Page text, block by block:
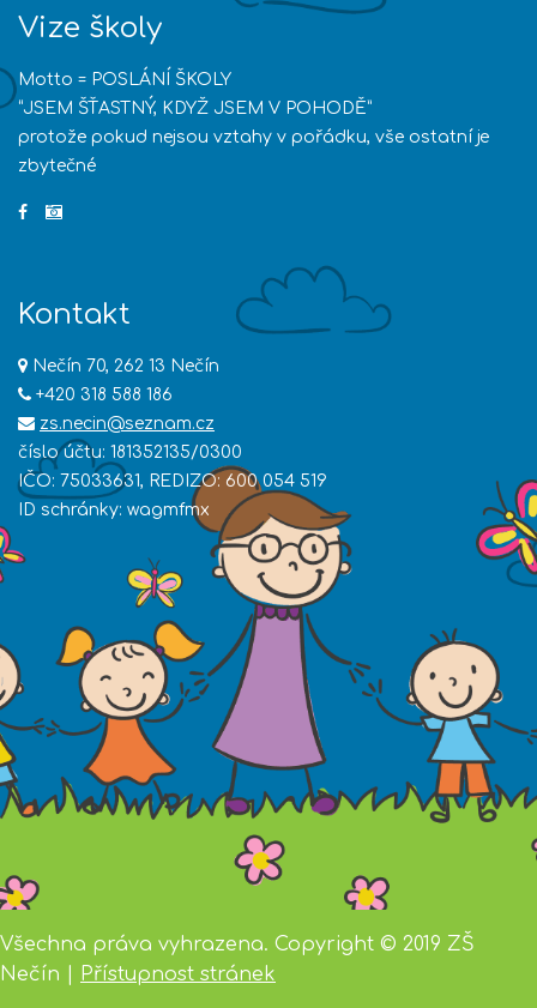
Vize školy
Motto = POSLÁNÍ ŠKOLY
“JSEM ŠŤASTNÝ, KDYŽ JSEM V POHODĚ”
protože pokud nejsou vztahy v pořádku, vše ostatní je
zbytečné
Kontakt
Nečín 70, 262 13 Nečín
+420 318 588 186
zs.necin@seznam.cz
číslo účtu: 181352135/0300
IČO: 75033631, REDIZO: 600 054 519
ID schránky: wagmfmx
Všechna práva vyhrazena. Copyright © 2019 ZŠ
Nečín |
Přístupnost stránek